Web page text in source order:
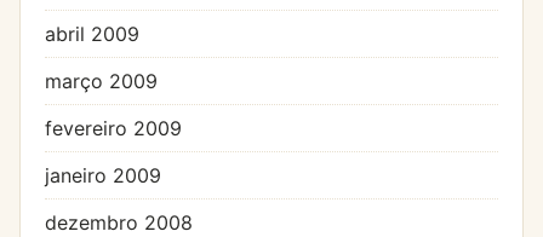
abril 2009
março 2009
fevereiro 2009
janeiro 2009
dezembro 2008